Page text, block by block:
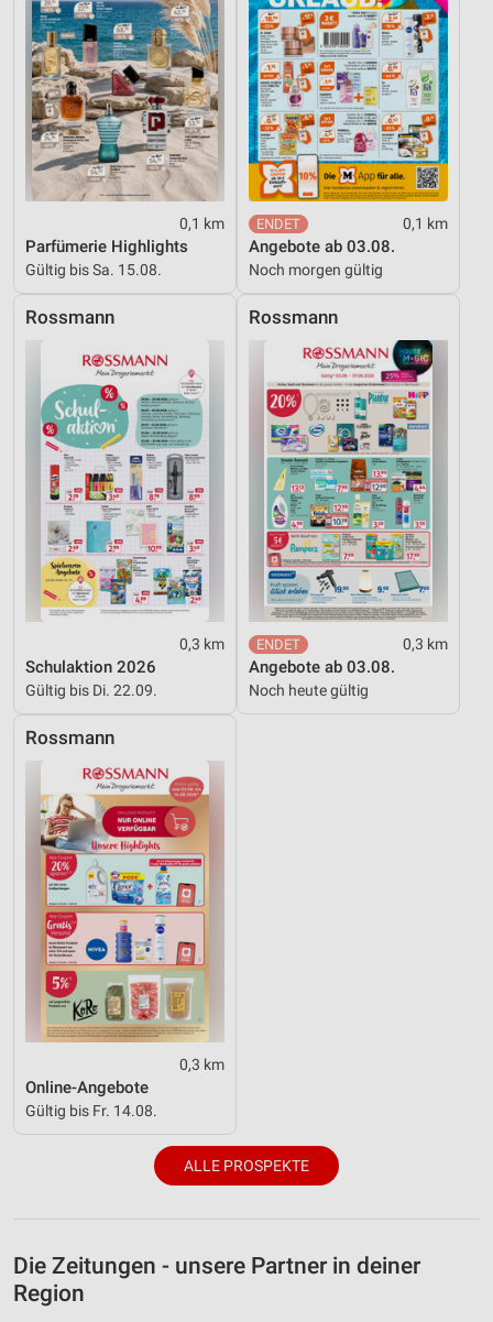
0,1 km
Parfümerie Highlights
Gültig bis Sa. 15.08.
0,1 km
Angebote ab 03.08.
Noch morgen gültig
Rossmann
0,3 km
Schulaktion 2026
Gültig bis Di. 22.09.
Rossmann
0,3 km
Angebote ab 03.08.
Noch heute gültig
Rossmann
0,3 km
Online-Angebote
Gültig bis Fr. 14.08.
ALLE PROSPEKTE
Die Zeitungen - unsere Partner in deiner
Region
Funktional
Werbung